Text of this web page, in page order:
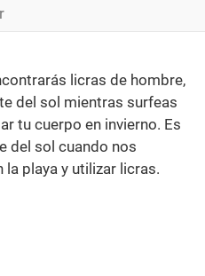
licras de hombre,
del sol mientras surfeas
tu cuerpo en invierno. Es
del sol cuando nos
playa y utilizar licras.